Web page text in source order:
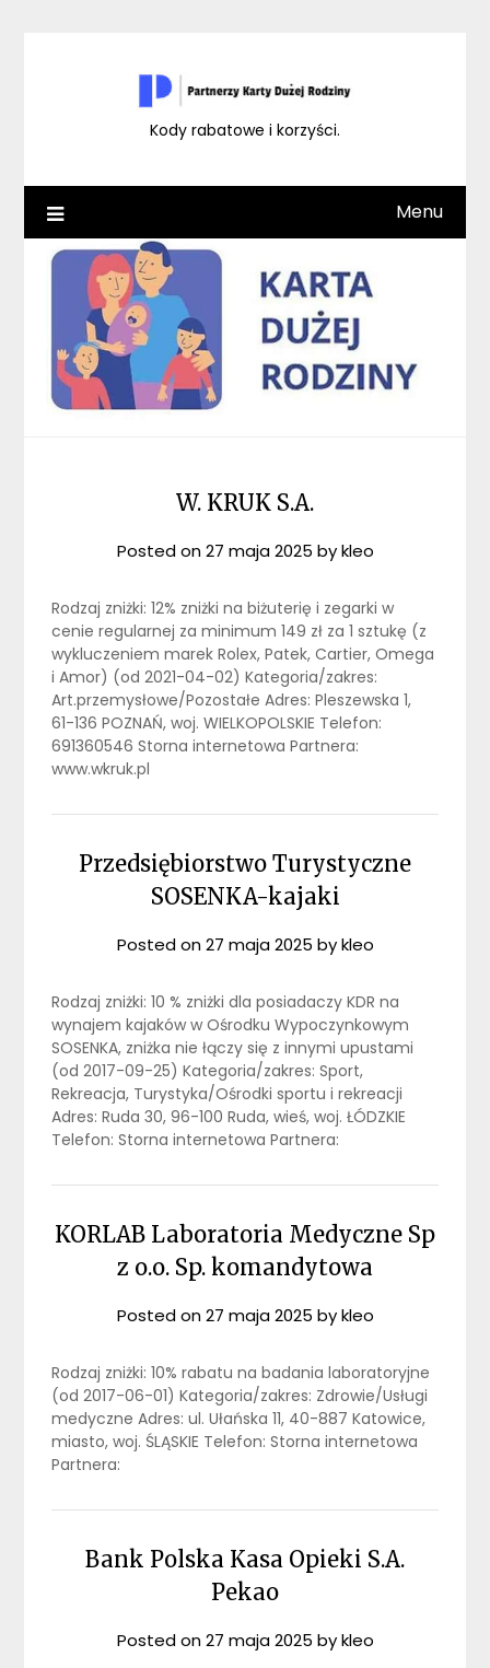
Kody rabatowe i korzyści.
Menu
W. KRUK S.A.
Posted on27 maja 2025 bykleo
Rodzaj zniżki: 12% zniżki na biżuterię i zegarki w
cenie regularnej za minimum 149 zł za 1 sztukę (z
wykluczeniem marek Rolex, Patek, Cartier, Omega
i Amor) (od 2021-04-02) Kategoria/zakres:
Art.przemysłowe/Pozostałe Adres: Pleszewska 1,
61-136 POZNAŃ, woj. WIELKOPOLSKIE Telefon:
691360546 Storna internetowa Partnera:
www.wkruk.pl
Przedsiębiorstwo Turystyczne
SOSENKA-kajaki
Posted on27 maja 2025 bykleo
Rodzaj zniżki: 10 % zniżki dla posiadaczy KDR na
wynajem kajaków w Ośrodku Wypoczynkowym
SOSENKA, zniżka nie łączy się z innymi upustami
(od 2017-09-25) Kategoria/zakres: Sport,
Rekreacja, Turystyka/Ośrodki sportu i rekreacji
Adres: Ruda 30, 96-100 Ruda, wieś, woj. ŁÓDZKIE
Telefon: Storna internetowa Partnera:
KORLAB Laboratoria Medyczne Sp
z o.o. Sp. komandytowa
Posted on27 maja 2025 bykleo
Rodzaj zniżki: 10% rabatu na badania laboratoryjne
(od 2017-06-01) Kategoria/zakres: Zdrowie/Usługi
medyczne Adres: ul. Ułańska 11, 40-887 Katowice,
miasto, woj. ŚLĄSKIE Telefon: Storna internetowa
Partnera:
Bank Polska Kasa Opieki S.A.
Pekao
Posted on27 maja 2025 bykleo